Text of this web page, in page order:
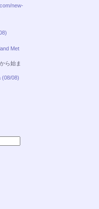
new-
Met
ら始ま
(08/08)